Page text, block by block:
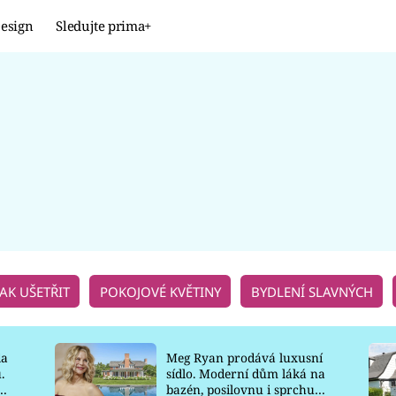
Sledujte prima+
UŠETŘIT POKOJOVÉ KVĚTINY BYDLENÍ SLAVNÝCH
Meg Ryan prodává luxusní
sídlo. Moderní dům láká na
bazén, posilovnu i sprchu